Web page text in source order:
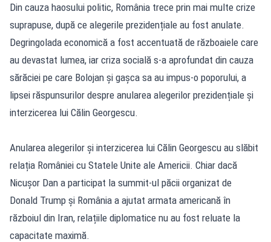
Din cauza haosului politic, România trece prin mai multe crize
suprapuse, după ce alegerile prezidențiale au fost anulate.
Degringolada economică a fost accentuată de războaiele care
au devastat lumea, iar criza socială s-a aprofundat din cauza
sărăciei pe care Bolojan și gașca sa au impus-o poporului, a
lipsei răspunsurilor despre anularea alegerilor prezidențiale și
interzicerea lui Călin Georgescu.
Anularea alegerilor și interzicerea lui Călin Georgescu au slăbit
relația României cu Statele Unite ale Americii. Chiar dacă
Nicușor Dan a participat la summit-ul păcii organizat de
Donald Trump și România a ajutat armata americană în
războiul din Iran, relațiile diplomatice nu au fost reluate la
capacitate maximă.